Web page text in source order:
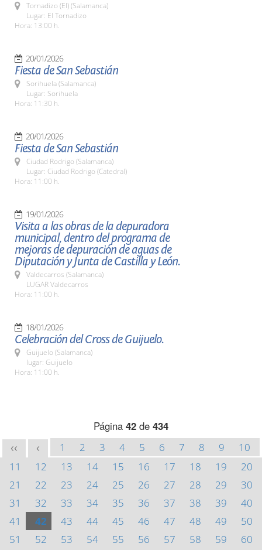
Tornadizo (El) (Salamanca)
Lugar: El Tornadizo
Hora: 13:00 h.
20/01/2026
Fiesta de San Sebastián
Sorihuela (Salamanca)
Lugar: Sorihuela
Hora: 11:30 h.
20/01/2026
Fiesta de San Sebastián
Ciudad Rodrigo (Salamanca)
Lugar: Ciudad Rodrigo (Catedral)
Hora: 11:00 h.
19/01/2026
Visita a las obras de la depuradora
municipal, dentro del programa de
mejoras de depuración de aguas de
Diputación y Junta de Castilla y León.
Valdecarros (Salamanca)
LUGAR Valdecarros
Hora: 11:00 h.
18/01/2026
Celebración del Cross de Guijuelo.
Guijuelo (Salamanca)
lugar: Guijuelo
Hora: 11:00 h.
Página 42 de 434
<< < 1 2 3 4 5 6 7 8 9
10
11
12 13 14 15 16 17 18 19
20
21
22 23 24 25 26 27 28 29
30
31
32 33 34 35 36 37 38 39
40
41
42 43 44 45 46 47 48 49
50
51
52 53 54 55 56 57 58 59
60